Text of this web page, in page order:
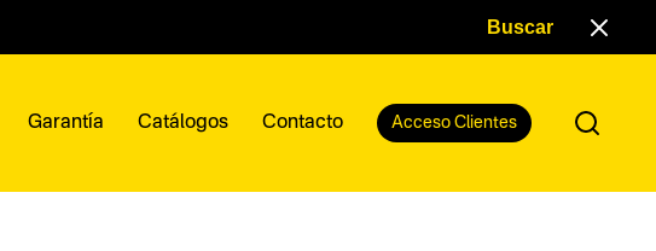
Garantía Catálogos Contacto Acceso Clientes